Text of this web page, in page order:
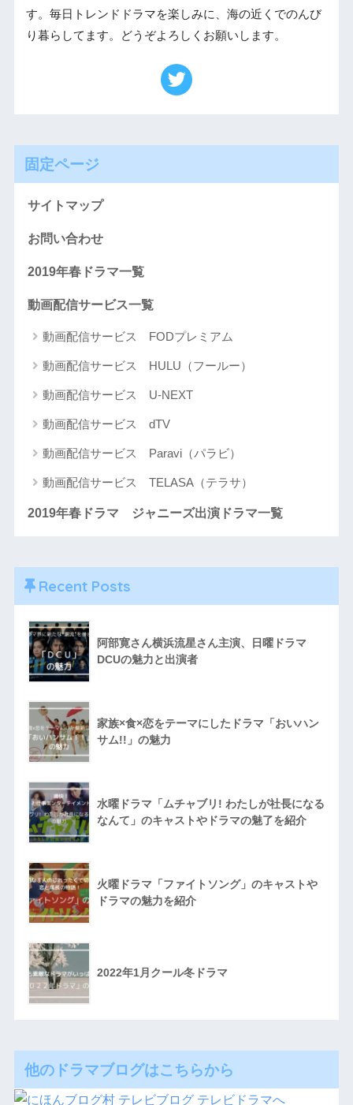
す。毎日トレンドドラマを楽しみに、海の近くでのんび
り暮らしてます。どうぞよろしくお願いします。
固定ページ
サイトマップ
お問い合わせ
2019年春ドラマ一覧
動画配信サービス一覧
動画配信サービス FODプレミアム
動画配信サービス HULU（フールー）
動画配信サービス U-NEXT
動画配信サービス dTV
動画配信サービス Paravi（パラビ）
動画配信サービス TELASA（テラサ）
2019年春ドラマ ジャニーズ出演ドラマ一覧
Recent Posts
阿部寛さん横浜流星さん主演、日曜ドラマ
DCUの魅力と出演者
家族×食×恋をテーマにしたドラマ「おいハン
サム!!」の魅力
水曜ドラマ「ムチャブリ! わたしが社長になる
なんて」のキャストやドラマの魅了を紹介
火曜ドラマ「ファイトソング」のキャストや
ドラマの魅力を紹介
2022年1月クール冬ドラマ
他のドラマブログはこちらから